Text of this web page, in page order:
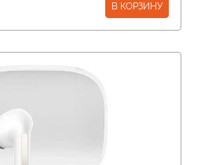
В КОРЗИНУ